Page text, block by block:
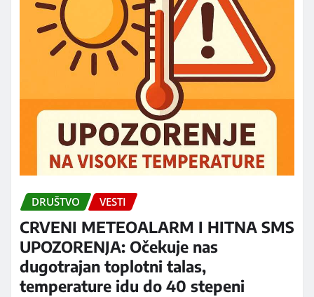
DRUŠTVO VESTI
CRVENI METEOALARM I HITNA SMS
UPOZORENJA: Očekuje nas
dugotrajan toplotni talas,
temperature idu do 40 stepeni